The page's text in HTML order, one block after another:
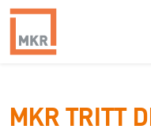
MKR TRITT